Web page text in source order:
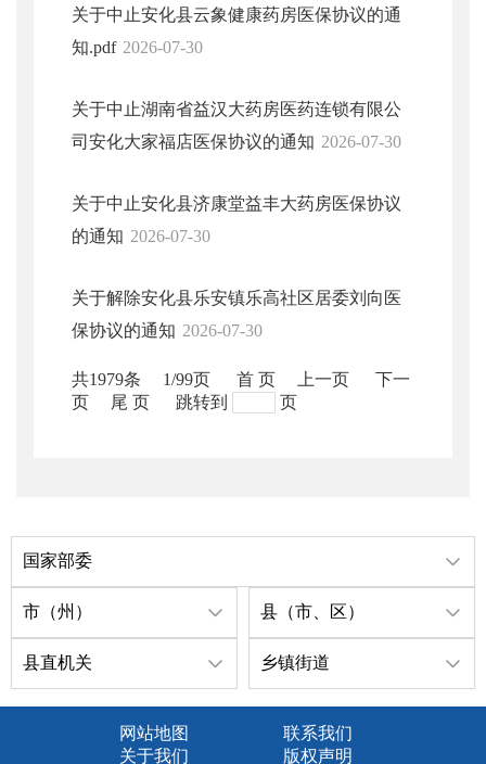
关于中止安化县云象健康药房医保协议的通
知.pdf 2026-07-30
关于中止湖南省益汉大药房医药连锁有限公
司安化大家福店医保协议的通知 2026-07-30
关于中止安化县济康堂益丰大药房医保协议
的通知 2026-07-30
关于解除安化县乐安镇乐高社区居委刘向医
保协议的通知 2026-07-30
共1979条 1/99页 首 页 上一页
下一
页
尾 页 跳转到 页
国家部委
市（州） 县（市、区）
县直机关 乡镇街道
网站地图
联系我们
关于我们
版权声明